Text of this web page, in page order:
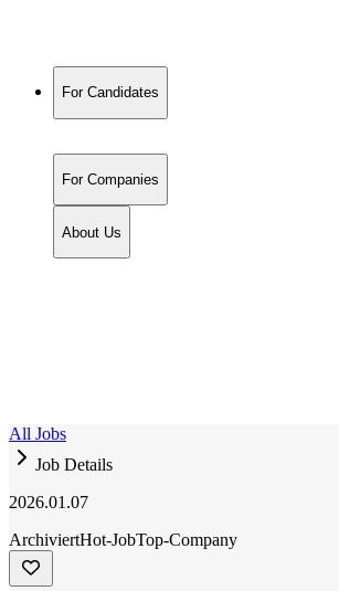
For Candidates
For Companies
About Us
All Jobs
Job Details
2026.01.07
ArchiviertHot-JobTop-Company